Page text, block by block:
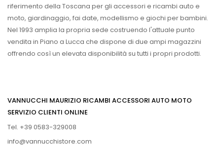
riferimento della Toscana per gli accessori e ricambi auto e
moto, giardinaggio, fai date, modellismo e giochi per bambini.
Nel 1993 amplia la propria sede costruendo l'attuale punto
vendita in Piano a Lucca che dispone di due ampi magazzini
offrendo così un elevata disponibilità su tutti i propri prodotti.
VANNUCCHI MAURIZIO RICAMBI ACCESSORI AUTO MOTO
SERVIZIO CLIENTI ONLINE
Tel. +39 0583-329008
info@vannucchistore.com